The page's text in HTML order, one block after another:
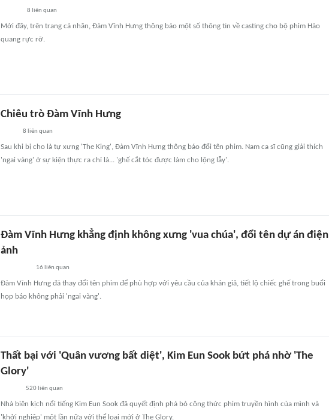
8 liên quan
Mới đây, trên trang cá nhân, Đàm Vĩnh Hưng thông báo một số thông tin về casting cho bộ phim Hào
quang rực rỡ.
Chiêu trò Đàm Vĩnh Hưng
8 liên quan
Sau khi bị cho là tự xưng 'The King', Đàm Vĩnh Hưng thông báo đổi tên phim. Nam ca sĩ cũng giải thích
'ngai vàng' ở sự kiện thực ra chỉ là... 'ghế cắt tóc được làm cho lộng lẫy'.
Đàm Vĩnh Hưng khẳng định không xưng 'vua chúa', đổi tên dự án điện
ảnh
16 liên quan
Đàm Vĩnh Hưng đã thay đổi tên phim để phù hợp với yêu cầu của khán giả, tiết lộ chiếc ghế trong buổi
họp báo không phải 'ngai vàng'.
Thất bại với 'Quân vương bất diệt', Kim Eun Sook bứt phá nhờ 'The
Glory'
520 liên quan
Nhà biên kịch nổi tiếng Kim Eun Sook đã quyết định phá bỏ công thức phim truyền hình của mình và
'khởi nghiệp' một lần nữa với thể loại mới ở The Glory.